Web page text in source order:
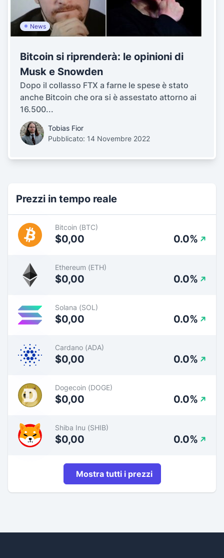
News
Bitcoin si riprenderà: le opinioni di
Musk e Snowden
Dopo il collasso FTX a farne le spese è stato
anche Bitcoin che ora si è assestato attorno ai
16.500...
Tobias Fior
Pubblicato: 14 Novembre 2022
Prezzi in tempo reale
Bitcoin (BTC)
$0,00 0.0%
Ethereum (ETH)
$0,00 0.0%
Solana (SOL)
$0,00 0.0%
Cardano (ADA)
$0,00 0.0%
Dogecoin (DOGE)
$0,00 0.0%
Shiba Inu (SHIB)
$0,00 0.0%
Mostra tutti i prezzi